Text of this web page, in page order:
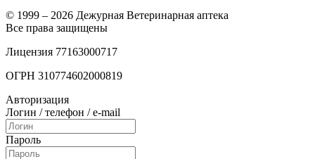
© 1999 – 2026 Дежурная Ветеринарная аптека
Все права защищены
Лицензия 77163000717
ОГРН 310774602000819
Авторизация
Логин / телефон / e-mail
Пароль